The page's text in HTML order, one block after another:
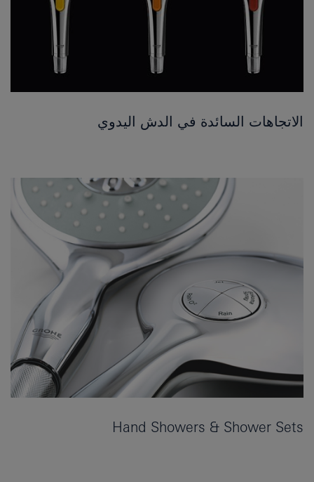
الاتجاهات السائدة في الدش اليدوي
Hand Showers & Shower Sets